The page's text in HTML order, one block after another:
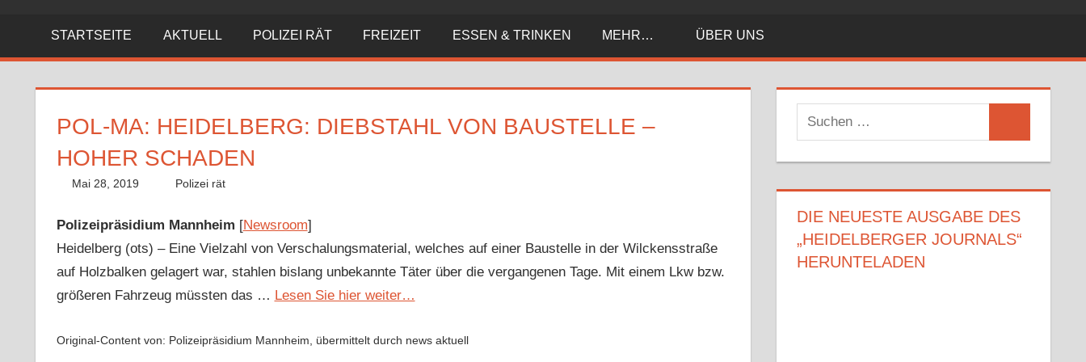
STARTSEITE AKTUELL POLIZEI RÄT FREIZEIT ESSEN & TRINKEN MEHR… ÜBER UNS
POL-MA: HEIDELBERG: DIEBSTAHL VON BAUSTELLE –
HOHER SCHADEN
Mai 28, 2019 Richard Uhl
Polizei rät
Polizeipräsidium Mannheim [Newsroom]
Heidelberg (ots) – Eine Vielzahl von Verschalungsmaterial, welches auf einer Baustelle in der Wilckensstraße
auf Holzbalken gelagert war, stahlen bislang unbekannte Täter über die vergangenen Tage. Mit einem Lkw bzw.
größeren Fahrzeug müssten das … Lesen Sie hier weiter…
Original-Content von: Polizeipräsidium Mannheim, übermittelt durch news aktuell
Suchen
nach:
DIE NEUESTE AUSGABE DES
„HEIDELBERGER JOURNALS“
HERUNTELADEN